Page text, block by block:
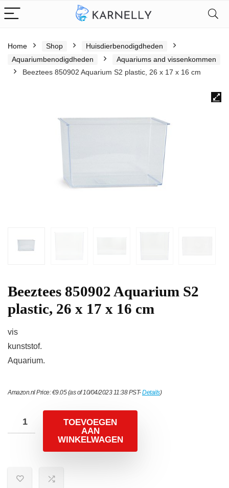
Home Shop
Huisdierbenodigdheden
Aquariumbenodigdheden
Aquariums and vissenkommen
Beeztees 850902 Aquarium S2 plastic, 26 x 17 x 16 cm
Beeztees 850902 Aquarium S2
plastic, 26 x 17 x 16 cm
vis
kunststof.
Aquarium.
Amazon.nl Price:€9.05(as of 10/04/2023 11:38 PST-Details)
TOEVOEGEN
AAN
WINKELWAGEN